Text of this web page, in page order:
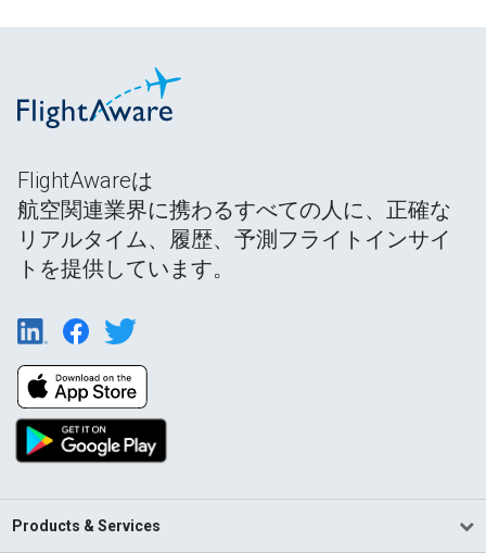
FlightAwareは
航空関連業界に携わるすべての人に、正確な
リアルタイム、履歴、予測フライトインサイ
トを提供しています。
Products & Services